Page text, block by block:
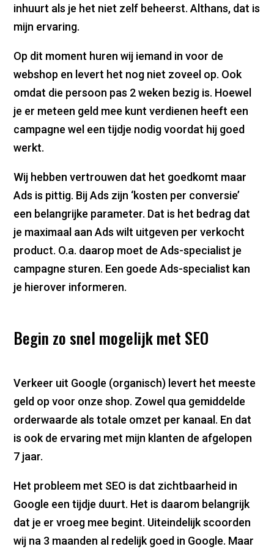
inhuurt als je het niet zelf beheerst. Althans, dat is
mijn ervaring.
Op dit moment huren wij iemand in voor de
webshop en levert het nog niet zoveel op. Ook
omdat die persoon pas 2 weken bezig is. Hoewel
je er meteen geld mee kunt verdienen heeft een
campagne wel een tijdje nodig voordat hij goed
werkt.
Wij hebben vertrouwen dat het goedkomt maar
Ads is pittig. Bij Ads zijn ‘kosten per conversie’
een belangrijke parameter. Dat is het bedrag dat
je maximaal aan Ads wilt uitgeven per verkocht
product. O.a. daarop moet de Ads-specialist je
campagne sturen. Een goede Ads-specialist kan
je hierover informeren.
Begin zo snel mogelijk met SEO
Verkeer uit Google (organisch) levert het meeste
geld op voor onze shop. Zowel qua gemiddelde
orderwaarde als totale omzet per kanaal. En dat
is ook de ervaring met mijn klanten de afgelopen
7 jaar.
Het probleem met SEO is dat zichtbaarheid in
Google een tijdje duurt. Het is daarom belangrijk
dat je er vroeg mee begint. Uiteindelijk scoorden
wij na 3 maanden al redelijk goed in Google. Maar